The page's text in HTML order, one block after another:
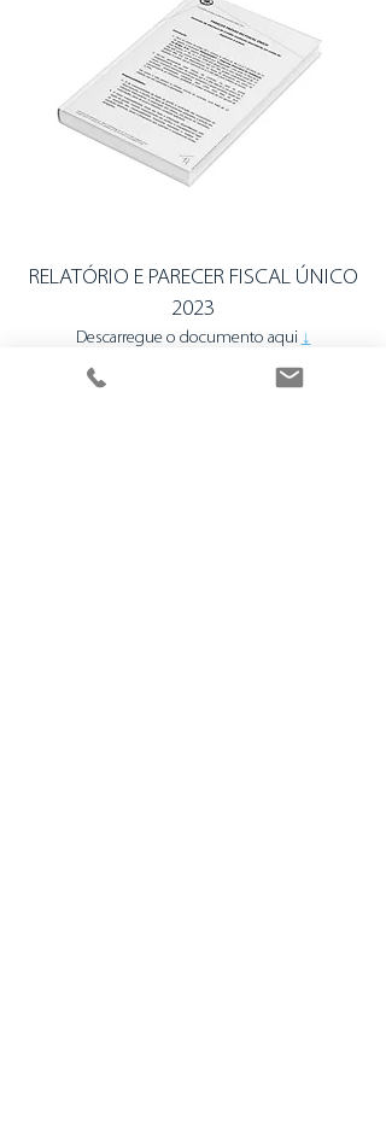
RELATÓRIO E PARECER FISCAL ÚNICO
2023
Descarregue o documento aqui ↓